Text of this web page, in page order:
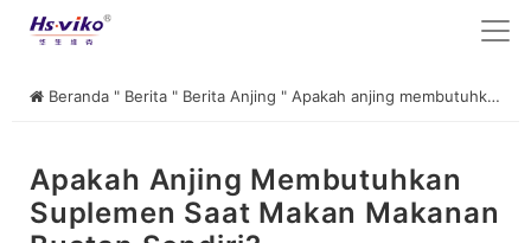
Beranda " Berita " Berita Anjing " Apakah anjing membutuhkan suplemen saat makan makanan buatan sendiri?
Apakah Anjing Membutuhkan
Suplemen Saat Makan Makanan